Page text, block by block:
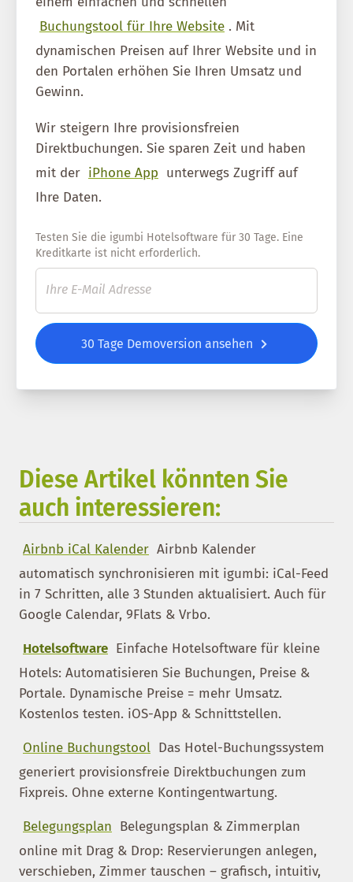
Buchungstool für Ihre Website . Mit
dynamischen Preisen auf Ihrer Website und in
den Portalen erhöhen Sie Ihren Umsatz und
Gewinn.
Wir steigern Ihre provisionsfreien
Direktbuchungen. Sie sparen Zeit und haben
mit der iPhone App unterwegs Zugriff auf
Ihre Daten.
Testen Sie die igumbi Hotelsoftware für 30 Tage. Eine
Kreditkarte ist nicht erforderlich.
30 Tage Demoversion ansehen
Diese Artikel könnten Sie
auch interessieren:
Airbnb iCal Kalender Airbnb Kalender
automatisch synchronisieren mit igumbi: iCal-Feed
in 7 Schritten, alle 3 Stunden aktualisiert. Auch für
Google Calendar, 9Flats & Vrbo.
Hotelsoftware Einfache Hotelsoftware für kleine
Hotels: Automatisieren Sie Buchungen, Preise &
Portale. Dynamische Preise = mehr Umsatz.
Kostenlos testen. iOS-App & Schnittstellen.
Online Buchungstool Das Hotel-Buchungssystem
generiert provisionsfreie Direktbuchungen zum
Fixpreis. Ohne externe Kontingentwartung.
Belegungsplan Belegungsplan & Zimmerplan
online mit Drag & Drop: Reservierungen anlegen,
verschieben, Zimmer tauschen – grafisch, intuitiv,